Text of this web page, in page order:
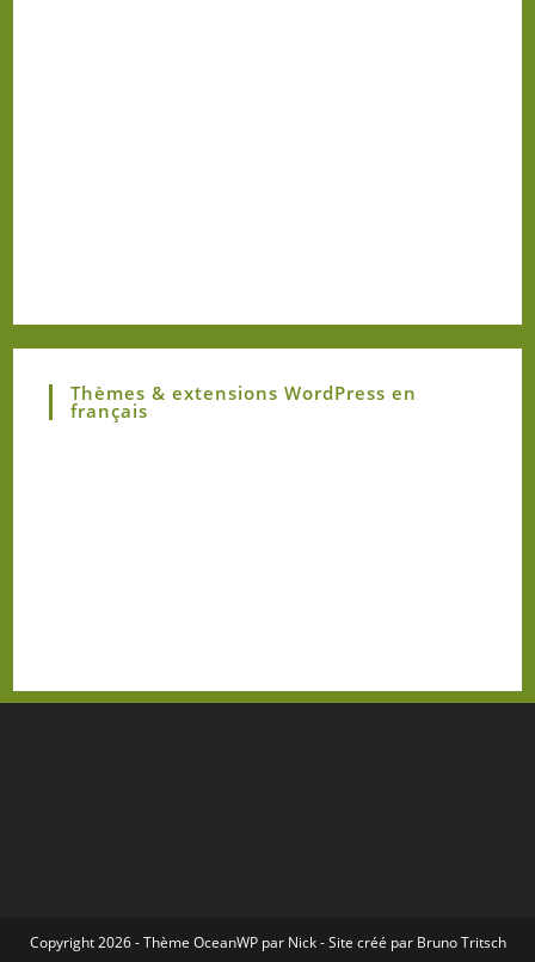
Thèmes & extensions WordPress en
français
Copyright 2026 - Thème OceanWPpar Nick - Site créé par Bruno Tritsch